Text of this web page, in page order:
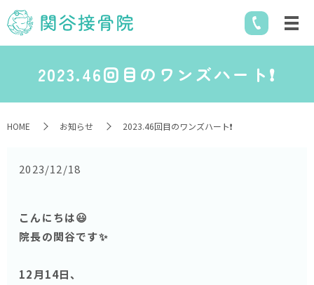
2023.46回目のワンズハート❗️
HOME お知らせ 2023.46回目のワンズハート❗️
2023/12/18
こんにちは😃
院長の関谷です✨
12月14日、